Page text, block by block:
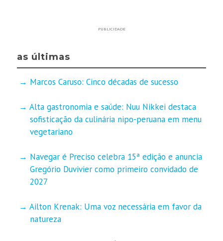
PUBLICIDADE
as últimas
Marcos Caruso: Cinco décadas de sucesso
Alta gastronomia e saúde: Nuu Nikkei destaca
sofisticação da culinária nipo-peruana em menu
vegetariano
Navegar é Preciso celebra 15ª edição e anuncia
Gregório Duvivier como primeiro convidado de
2027
Ailton Krenak: Uma voz necessária em favor da
natureza